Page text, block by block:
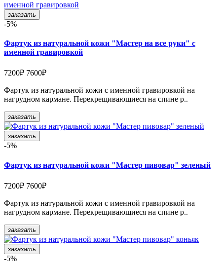
заказать
-5%
Фартук из натуральной кожи "Мастер на все руки" с
именной гравировкой
7200₽ 7600₽
Фартук из натуральной кожи с именной гравировкой на
нагрудном кармане. Перекрещивающиеся на спине р..
заказать
заказать
-5%
Фартук из натуральной кожи "Мастер пивовар" зеленый
7200₽ 7600₽
Фартук из натуральной кожи с именной гравировкой на
нагрудном кармане. Перекрещивающиеся на спине р..
заказать
заказать
-5%